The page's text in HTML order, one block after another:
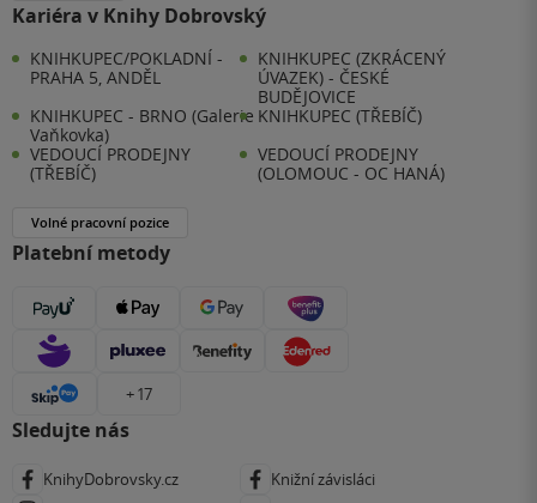
Kariéra v Knihy Dobrovský
KNIHKUPEC/POKLADNÍ -
PRAHA 5, ANDĚL
KNIHKUPEC (ZKRÁCENÝ
ÚVAZEK) - ČESKÉ
BUDĚJOVICE
KNIHKUPEC - BRNO (Galerie
Vaňkovka)
KNIHKUPEC (TŘEBÍČ)
VEDOUCÍ PRODEJNY
(TŘEBÍČ)
VEDOUCÍ PRODEJNY
(OLOMOUC - OC HANÁ)
Volné pracovní pozice
Platební metody
+ 17
Sledujte nás
KnihyDobrovsky.cz
Knižní závisláci